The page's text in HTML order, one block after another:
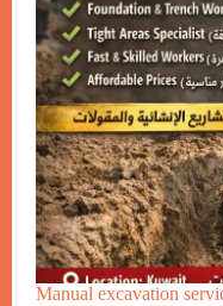
Manual excavation